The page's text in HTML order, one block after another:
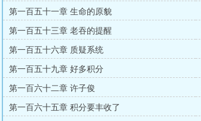
第一百五十一章 生命的原貌
第一百五十三章 老吞的提醒
第一百五十六章 质疑系统
第一百五十九章 好多积分
第一百六十二章 许子俊
第一百六十五章 积分要丰收了